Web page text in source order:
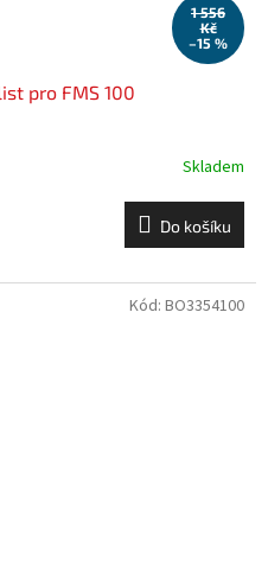
1 556
Kč
–15 %
pro FMS 100
Skladem
Do košíku
Kód: BO3354100